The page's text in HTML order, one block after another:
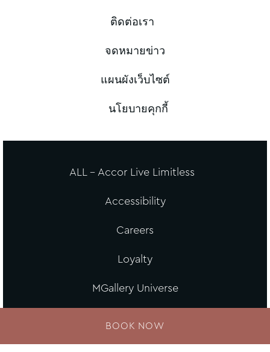
ติดต่อเรา
จดหมายข่าว
แผนผังเว็บไซต์
นโยบายคุกกี้
ALL - Accor Live Limitless
Accessibility
Careers
Loyalty
MGallery Universe
BOOK NOW